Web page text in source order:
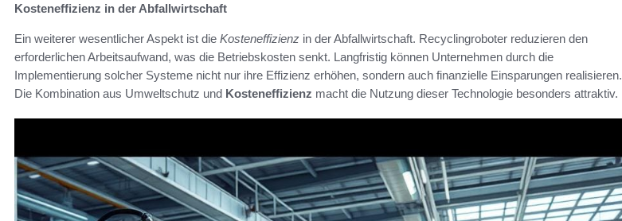
Kosteneffizienz in der Abfallwirtschaft
Ein weiterer wesentlicher Aspekt ist die Kosteneffizienz in der Abfallwirtschaft. Recyclingroboter reduzieren den
erforderlichen Arbeitsaufwand, was die Betriebskosten senkt. Langfristig können Unternehmen durch die
Implementierung solcher Systeme nicht nur ihre Effizienz erhöhen, sondern auch finanzielle Einsparungen realisieren.
Die Kombination aus Umweltschutz und Kosteneffizienz macht die Nutzung dieser Technologie besonders attraktiv.